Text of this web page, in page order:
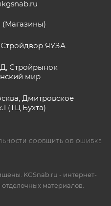
(Магазины)
ЯУЗА
Стройрынок
мир
Дмитровское
(ТЦ Бухта)
СООБЩИТЬ ОБ ОШИБКЕ
KGSnab.ru - интернет-
материалов.